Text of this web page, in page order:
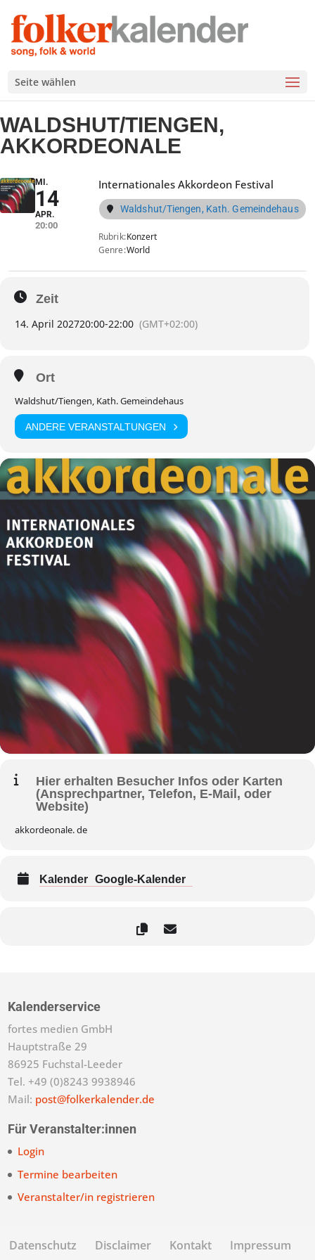
Seite wählen
WALDSHUT/TIENGEN,
AKKORDEONALE
MI.
14
APR.
20:00
Internationales Akkordeon Festival
Waldshut/Tiengen, Kath. Gemeindehaus
Rubrik Konzert
Genre World
Zeit
14. April 202720:00-22:00 (GMT+02:00)
Ort
Waldshut/Tiengen, Kath. Gemeindehaus
ANDERE VERANSTALTUNGEN
Hier erhalten Besucher Infos oder Karten
(Ansprechpartner, Telefon, E-Mail, oder
Website)
akkordeonale. de
Kalender Google-Kalender
Kalenderservice
fortes medien GmbH
Hauptstraße 29
86925 Fuchstal-Leeder
Tel. +49 (0)8243 9938946
Mail: post@folkerkalender.de
Für Veranstalter:innen
Login
Termine bearbeiten
Veranstalter/in registrieren
Datenschutz Disclaimer Kontakt Impressum